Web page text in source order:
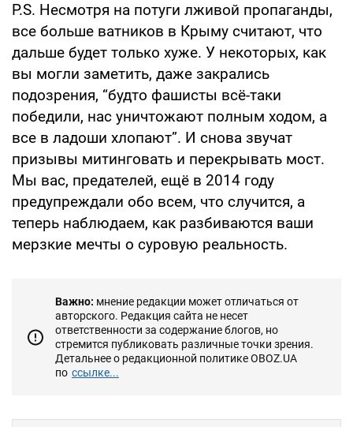
P.S. Несмотря на потуги лживой пропаганды,
все больше ватников в Крыму считают, что
дальше будет только хуже. У некоторых, как
вы могли заметить, даже закрались
подозрения, “будто фашисты всё-таки
победили, нас уничтожают полным ходом, а
все в ладоши хлопают”. И снова звучат
призывы митинговать и перекрывать мост.
Мы вас, предателей, ещё в 2014 году
предупреждали обо всем, что случится, а
теперь наблюдаем, как разбиваются ваши
мерзкие мечты о суровую реальность.
Важно: мнение редакции может отличаться от
авторского. Редакция сайта не несет
ответственности за содержание блогов, но
стремится публиковать различные точки зрения.
Детальнее о редакционной политике OBOZ.UA
по ссылке...